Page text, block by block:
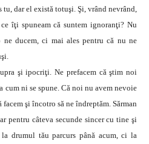
dar el există totuşi. Şi, vrând nevrând,
îţi spuneam că suntem ignoranţi? Nu
ducem, ci mai ales pentru că nu ne
şi ipocriţi. Ne prefacem că ştim noi
cum ni se spune. Că noi nu avem nevoie
şi încotro să ne îndreptăm. Sărman
pentru câteva secunde sincer cu tine şi
drumul tău parcurs până acum, ci la